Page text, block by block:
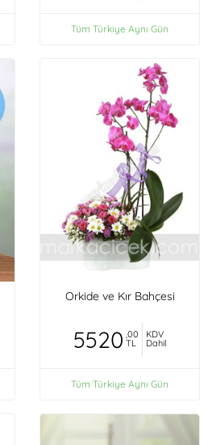
Tüm Türkiye Aynı Gün
Orkide ve Kır Bahçesi
5520 ,00
TL
KDV
Dahil
Tüm Türkiye Aynı Gün